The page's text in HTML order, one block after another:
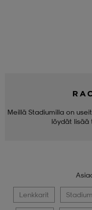
Meillä Stadiumilla on
löydät
Lenkkarit